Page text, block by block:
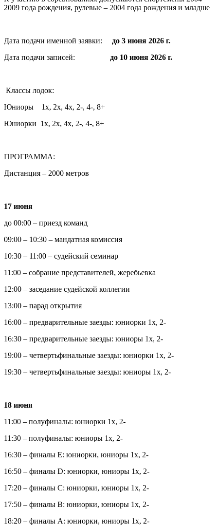
2009 года рождения, рулевые – 2004 года рождения и младше
Дата подачи именной заявки: до 3 июня 2026 г.
Дата подачи записей: до 10 июня 2026 г.
Классы лодок:
Юниоры 1х, 2х, 4х, 2-, 4-, 8+
Юниорки 1х, 2х, 4х, 2-, 4-, 8+
ПРОГРАММА:
Дистанция – 2000 метров
17 июня
до 00:00 – приезд команд
09:00 – 10:30 – мандатная комиссия
10:30 – 11:00 – судейский семинар
11:00 – собрание представителей, жеребьевка
12:00 – заседание судейской коллегии
13:00 – парад открытия
16:00 – предварительные заезды: юниорки 1х, 2-
16:30 – предварительные заезды: юниоры 1х, 2-
19:00 – четвертьфинальные заезды: юниорки 1х, 2-
19:30 – четвертьфинальные заезды: юниоры 1х, 2-
18 июня
11:00 – полуфиналы: юниорки 1х, 2-
11:30 – полуфиналы: юниоры 1х, 2-
16:30 – финалы Е: юниорки, юниоры 1х, 2-
16:50 – финалы D: юниорки, юниоры 1х, 2-
17:20 – финалы С: юниорки, юниоры 1х, 2-
17:50 – финалы В: юниорки, юниоры 1х, 2-
18:20 – финалы A: юниорки, юниоры 1х, 2-